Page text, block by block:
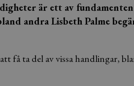
är ett av
andra Lisbeth Palme
få ta del av vissa handlingar,